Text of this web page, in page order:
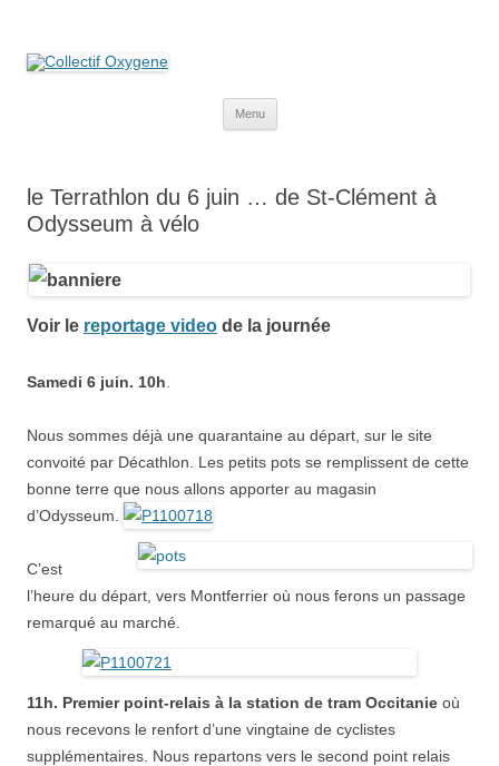
Menu
le Terrathlon du 6 juin … de St-Clément à
Odysseum à vélo
Voir le reportage video de la journée
Samedi 6 juin. 10h
Nous sommes déjà une quarantaine au départ, sur le site
convoité par Décathlon. Les petits pots se remplissent de cette
bonne terre que nous allons apporter au magasin
d’Odysseum.
C’est
l’heure du départ, vers Montferrier où nous ferons un passage
remarqué au marché.
11h. Premier point-relais à la station de tram Occitanie où
nous recevons le renfort d’une vingtaine de cyclistes
supplémentaires. Nous repartons vers le second point relais